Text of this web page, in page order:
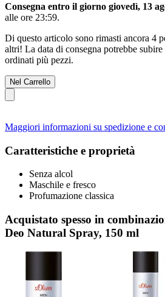
Consegna entro il giorno giovedì, 13
alle ore 23:59.
Di questo articolo sono rimasti ancora 4
altri! La data di consegna potrebbe
ordinati più pezzi.
Nel Carrello
Maggiori informazioni su spedizione e
Caratteristiche e proprietà
Senza alcol
Maschile e fresco
Profumazione classica
Acquistato spesso in
Deo Natural Spray, 150 ml